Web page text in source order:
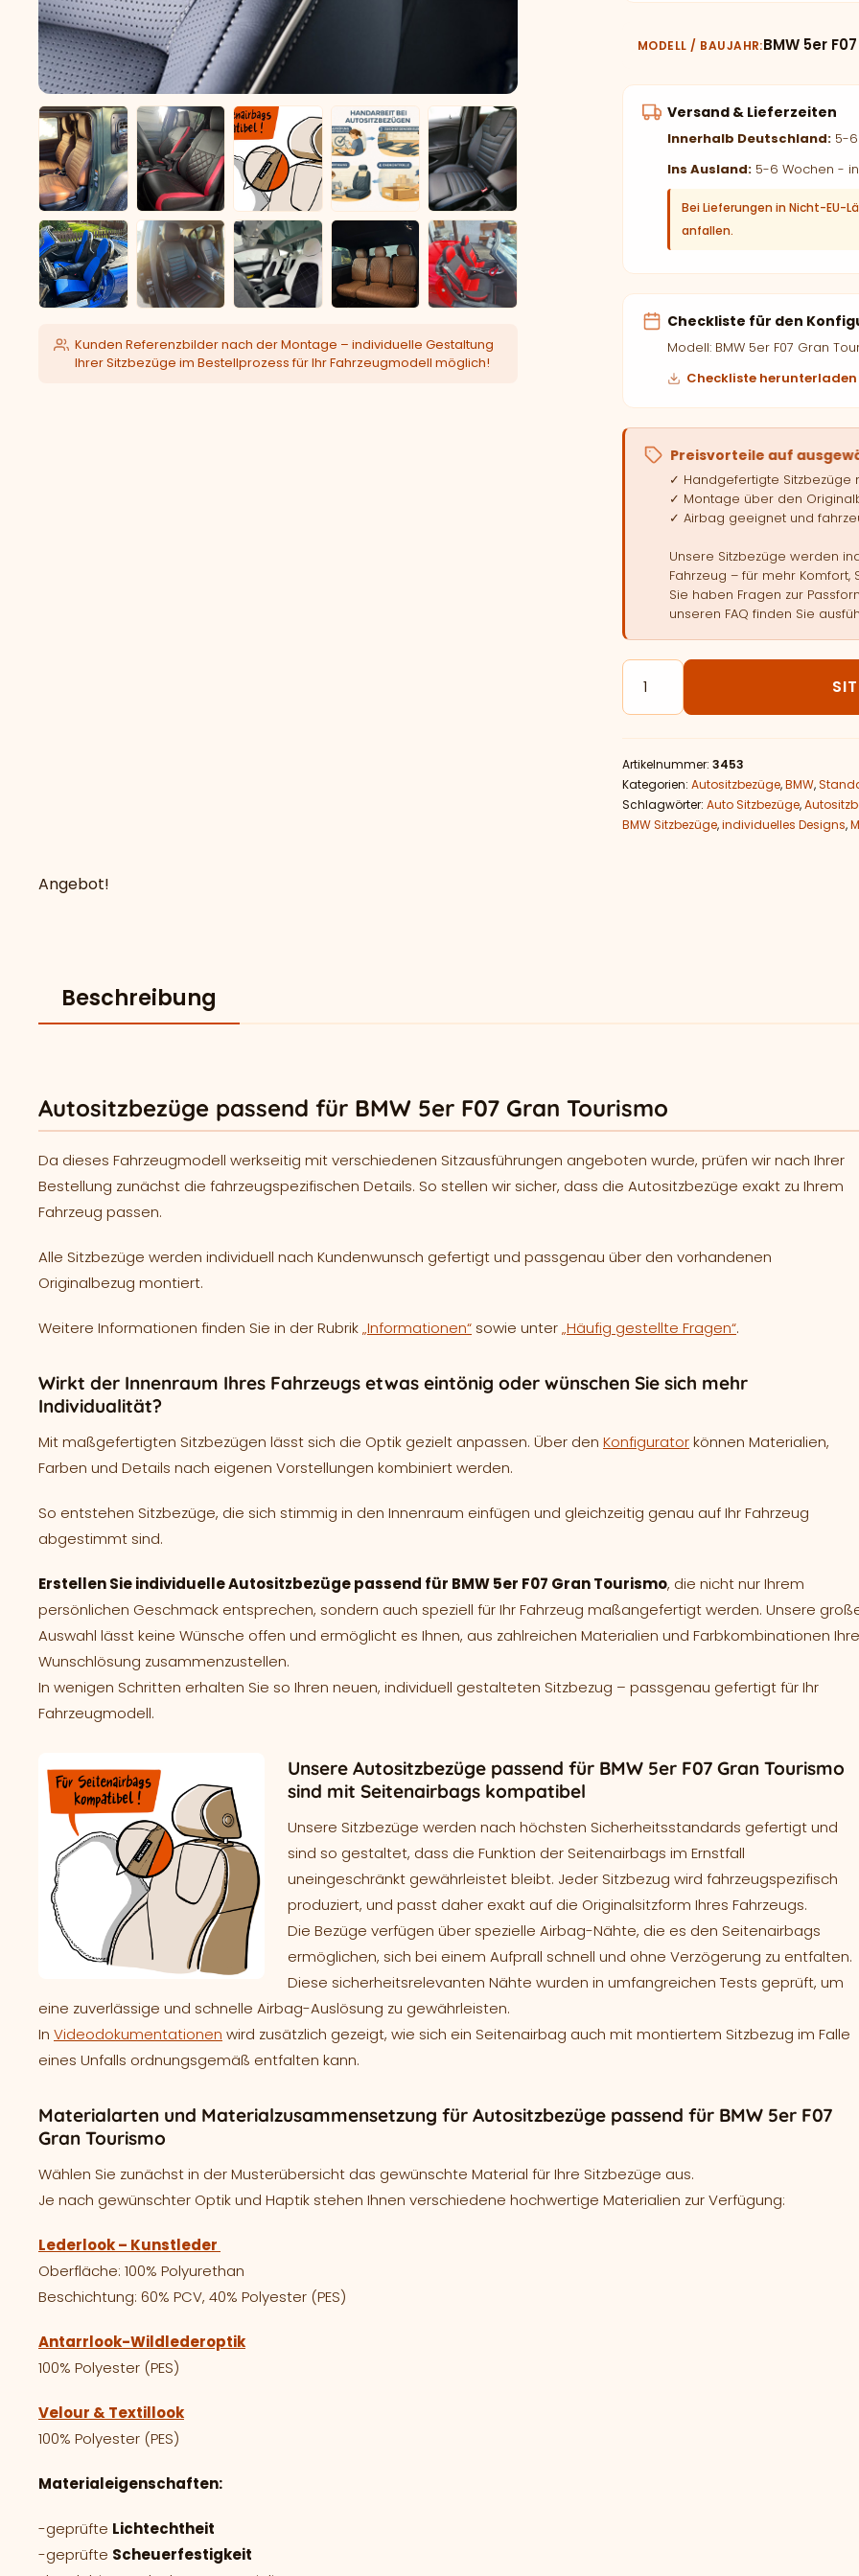
Angebot!
Kunden Referenzbilder nach der Montage – individuelle Gestaltung
Ihrer Sitzbezüge im Bestellprozess für Ihr Fahrzeugmodell möglich!
MODELL / BAUJAHR BMW 5er
Versand & Lieferzeiten
Innerhalb Deutschland:5-6
Ins Ausland:5-6 Wochen -
Bei Lieferungen in Nicht-EU-
anfallen.
Checkliste für den
Modell: BMW 5er F07 Gran
Checkliste herunterladen
Preisvorteile auf
✓ Handgefertigte Sitzbezüge
✓ Montage über den
✓ Airbag geeignet und
Unsere Sitzbezüge werden
Fahrzeug – für mehr
Sie haben Fragen zur
unseren FAQ finden Sie
Autositzbezüge passend für
Artikelnummer: 3453
Kategorien: Autositzbezüge,BMW,
Schlagwörter: Auto Sitzbezüge,
BMW Sitzbezüge,individuelles Designs,
Beschreibung
Autositzbezüge passend für BMW 5er F07 Gran Tourismo
Da dieses Fahrzeugmodell werkseitig mit verschiedenen Sitzausführungen angeboten wurde, prüfen wir nach Ihrer
Bestellung zunächst die fahrzeugspezifischen Details. So stellen wir sicher, dass die Autositzbezüge exakt zu Ihrem
Fahrzeug passen.
Alle Sitzbezüge werden individuell nach Kundenwunsch gefertigt und passgenau über den vorhandenen
Originalbezug montiert.
Weitere Informationen finden Sie in der Rubrik„Informationen“ sowie unter„Häufig gestellte Fragen“.
Wirkt der Innenraum Ihres Fahrzeugs etwas eintönig oder wünschen Sie sich mehr
Individualität?
Mit maßgefertigten Sitzbezügen lässt sich die Optik gezielt anpassen. Über den Konfiguratorkönnen Materialien,
Farben und Details nach eigenen Vorstellungen kombiniert werden.
So entstehen Sitzbezüge, die sich stimmig in den Innenraum einfügen und gleichzeitig genau auf Ihr Fahrzeug
abgestimmt sind.
Erstellen Sie individuelle Autositzbezüge passend für BMW 5er F07 Gran Tourismo, die nicht nur Ihrem
persönlichen Geschmack entsprechen, sondern auch speziell für Ihr Fahrzeug maßangefertigt werden. Unsere
Auswahl lässt keine Wünsche offen und ermöglicht es Ihnen, aus zahlreichen Materialien und Farbkombinationen Ihre
Wunschlösung zusammenzustellen.
In wenigen Schritten erhalten Sie so Ihren neuen, individuell gestalteten Sitzbezug – passgenau gefertigt für Ihr
Fahrzeugmodell.
Unsere Autositzbezüge passend für BMW 5er F07 Gran Tourismo
sind mit Seitenairbags kompatibel
Unsere Sitzbezüge werden nach höchsten Sicherheitsstandards gefertigt und
sind so gestaltet, dass die Funktion der Seitenairbags im Ernstfall
uneingeschränkt gewährleistet bleibt. Jeder Sitzbezug wird fahrzeugspezifisch
produziert, und passt daher exakt auf die Originalsitzform Ihres Fahrzeugs.
Die Bezüge verfügen über spezielle Airbag-Nähte, die es den Seitenairbags
ermöglichen, sich bei einem Aufprall schnell und ohne Verzögerung zu entfalten.
Diese sicherheitsrelevanten Nähte wurden in umfangreichen Tests geprüft, um
eine zuverlässige und schnelle Airbag-Auslösung zu gewährleisten.
In Videodokumentationen wird zusätzlich gezeigt, wie sich ein Seitenairbag auch mit montiertem Sitzbezug im Falle
eines Unfalls ordnungsgemäß entfalten kann.
Materialarten und Materialzusammensetzung für Autositzbezüge passend für BMW 5er F07
Gran Tourismo
Wählen Sie zunächst in der Musterübersicht das gewünschte Material für Ihre Sitzbezüge aus.
Je nach gewünschter Optik und Haptik stehen Ihnen verschiedene hochwertige Materialien zur Verfügung:
Lederlook – Kunstleder
Oberfläche: 100% Polyurethan
Beschichtung: 60% PCV, 40% Polyester (PES)
Antarrlook-Wildlederoptik
100% Polyester (PES)
Velour & Textillook
100% Polyester (PES)
Materialeigenschaften:
-geprüfte Lichtechtheit
-geprüfte Scheuerfestigkeit